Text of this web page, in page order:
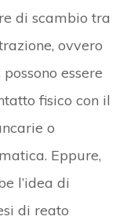
di scambio tra
ovvero
essere
fisico con il
o
Eppure,
l’idea di
di reato